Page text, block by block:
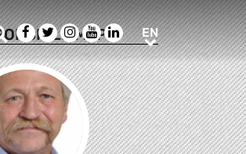
Facebook
TwitterInstagram
Youtube
LinkedIn
ENEN
MEPS